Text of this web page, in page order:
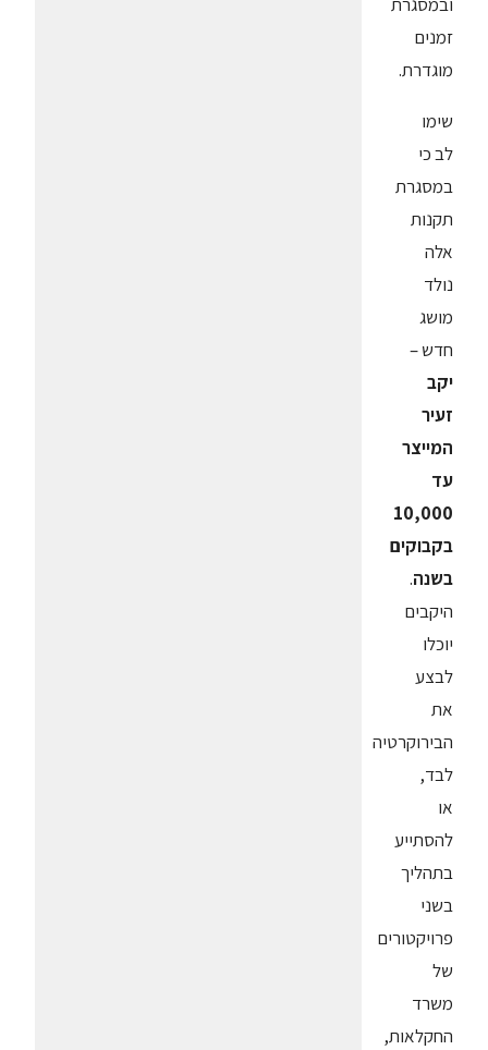
ובמסגרת
זמנים
מוגדרת.
שימו
לב כי
במסגרת
תקנות
אלה
נולד
מושג
חדש –
יקב
זעיר
המייצר
עד
10,000
בקבוקים
בשנה.
היקבים
יוכלו
לבצע
את
הבירוקרטיה
לבד,
או
להסתייע
בתהליך
בשני
פרויקטורים
של
משרד
החקלאות,